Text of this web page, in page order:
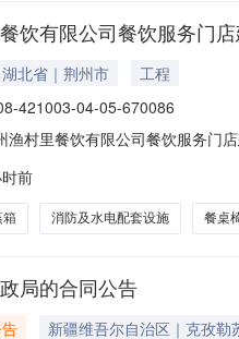
饮有限公司餐饮服务门
湖北省｜荆州市
工程
421003-04-05-670086
渔村里餐饮有限公司餐饮服务门
项目单位:荆州渔村里餐饮有
前
箱 消防及水电配套设施 餐桌
局的合同公告
新疆维吾尔自治区｜克孜